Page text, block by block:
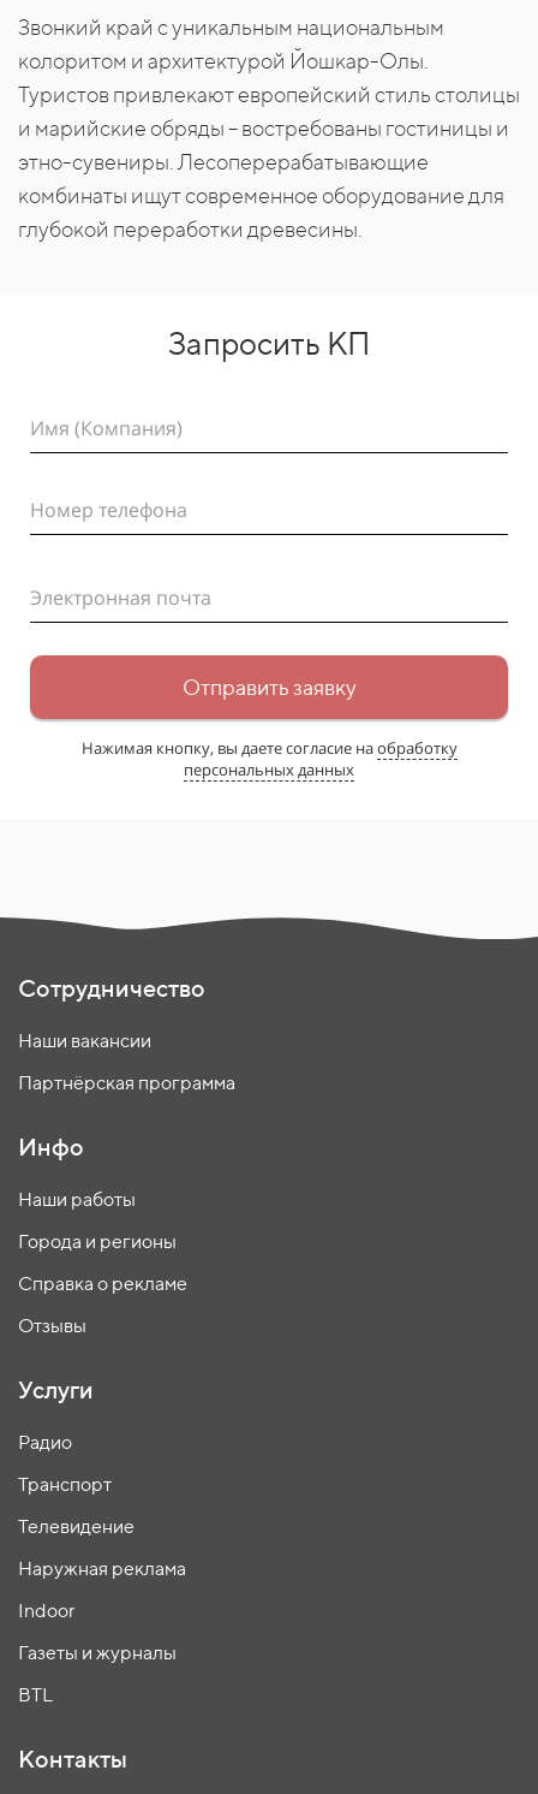
Звонкий край с уникальным национальным
колоритом и архитектурой Йошкар-Олы.
Туристов привлекают европейский стиль столицы
и марийские обряды – востребованы гостиницы и
этно-сувениры. Лесоперерабатывающие
комбинаты ищут современное оборудование для
глубокой переработки древесины.
Запросить КП
Имя (Компания)
Номер телефона
Электронная почта
Отправить заявку
Нажимая кнопку, вы даете согласие наобработку
персональных данных
Сотрудничество
Наши вакансии
Партнёрская программа
Инфо
Наши работы
Города и регионы
Справка о рекламе
Отзывы
Услуги
Радио
Транспорт
Телевидение
Наружная реклама
Indoor
Газеты и журналы
BTL
Контакты